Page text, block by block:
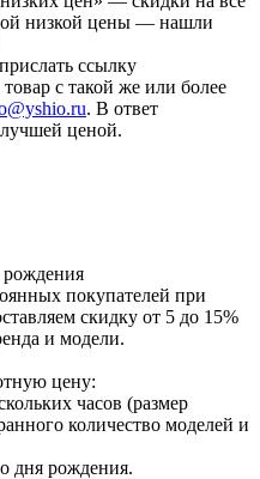
низкой цены — нашли
ссылку
с такой же или более
. В ответ
ценой.
рождения
покупателей при
скидку от 5 до 15%
и модели.
цену:
часов (размер
количество моделей и
дня рождения.